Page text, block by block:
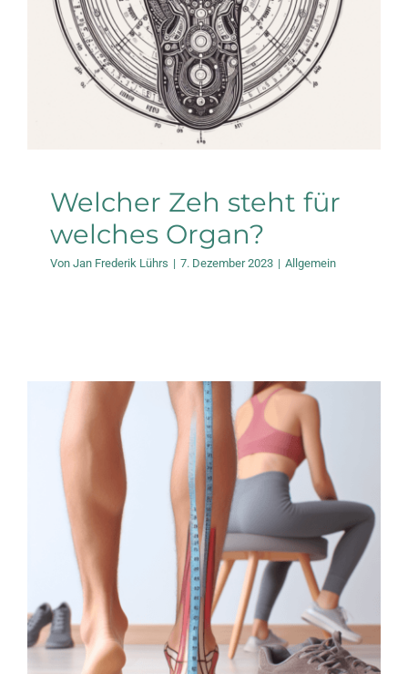
Allgemein
Welcher Zeh steht für
welches Organ?
Von Jan Frederik Lührs | 7. Dezember 2023 | Allgemein
4Point Einlagen –
Beinlängendifferenz
Allgemein